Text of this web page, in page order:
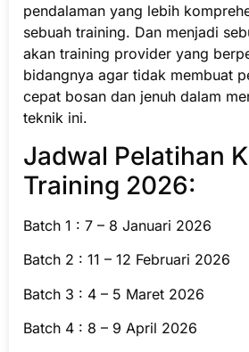
pendalaman yang lebih
sebuah training. Dan menjadi
akan training provider yang
bidangnya agar tidak membuat
cepat bosan dan jenuh dalam
teknik ini.
Jadwal Pelatihan
Training 2026:
Batch 1 : 7 – 8 Januari 2026
Batch 2 : 11 – 12 Februari 2026
Batch 3 : 4 – 5 Maret 2026
Batch 4 : 8 – 9 April 2026